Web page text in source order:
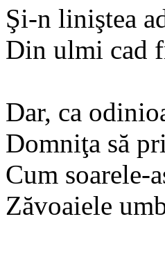
Şi-n liniştea
Din ulmi cad
Dar, ca
Domniţa să
Cum soarele-
Zăvoaiele